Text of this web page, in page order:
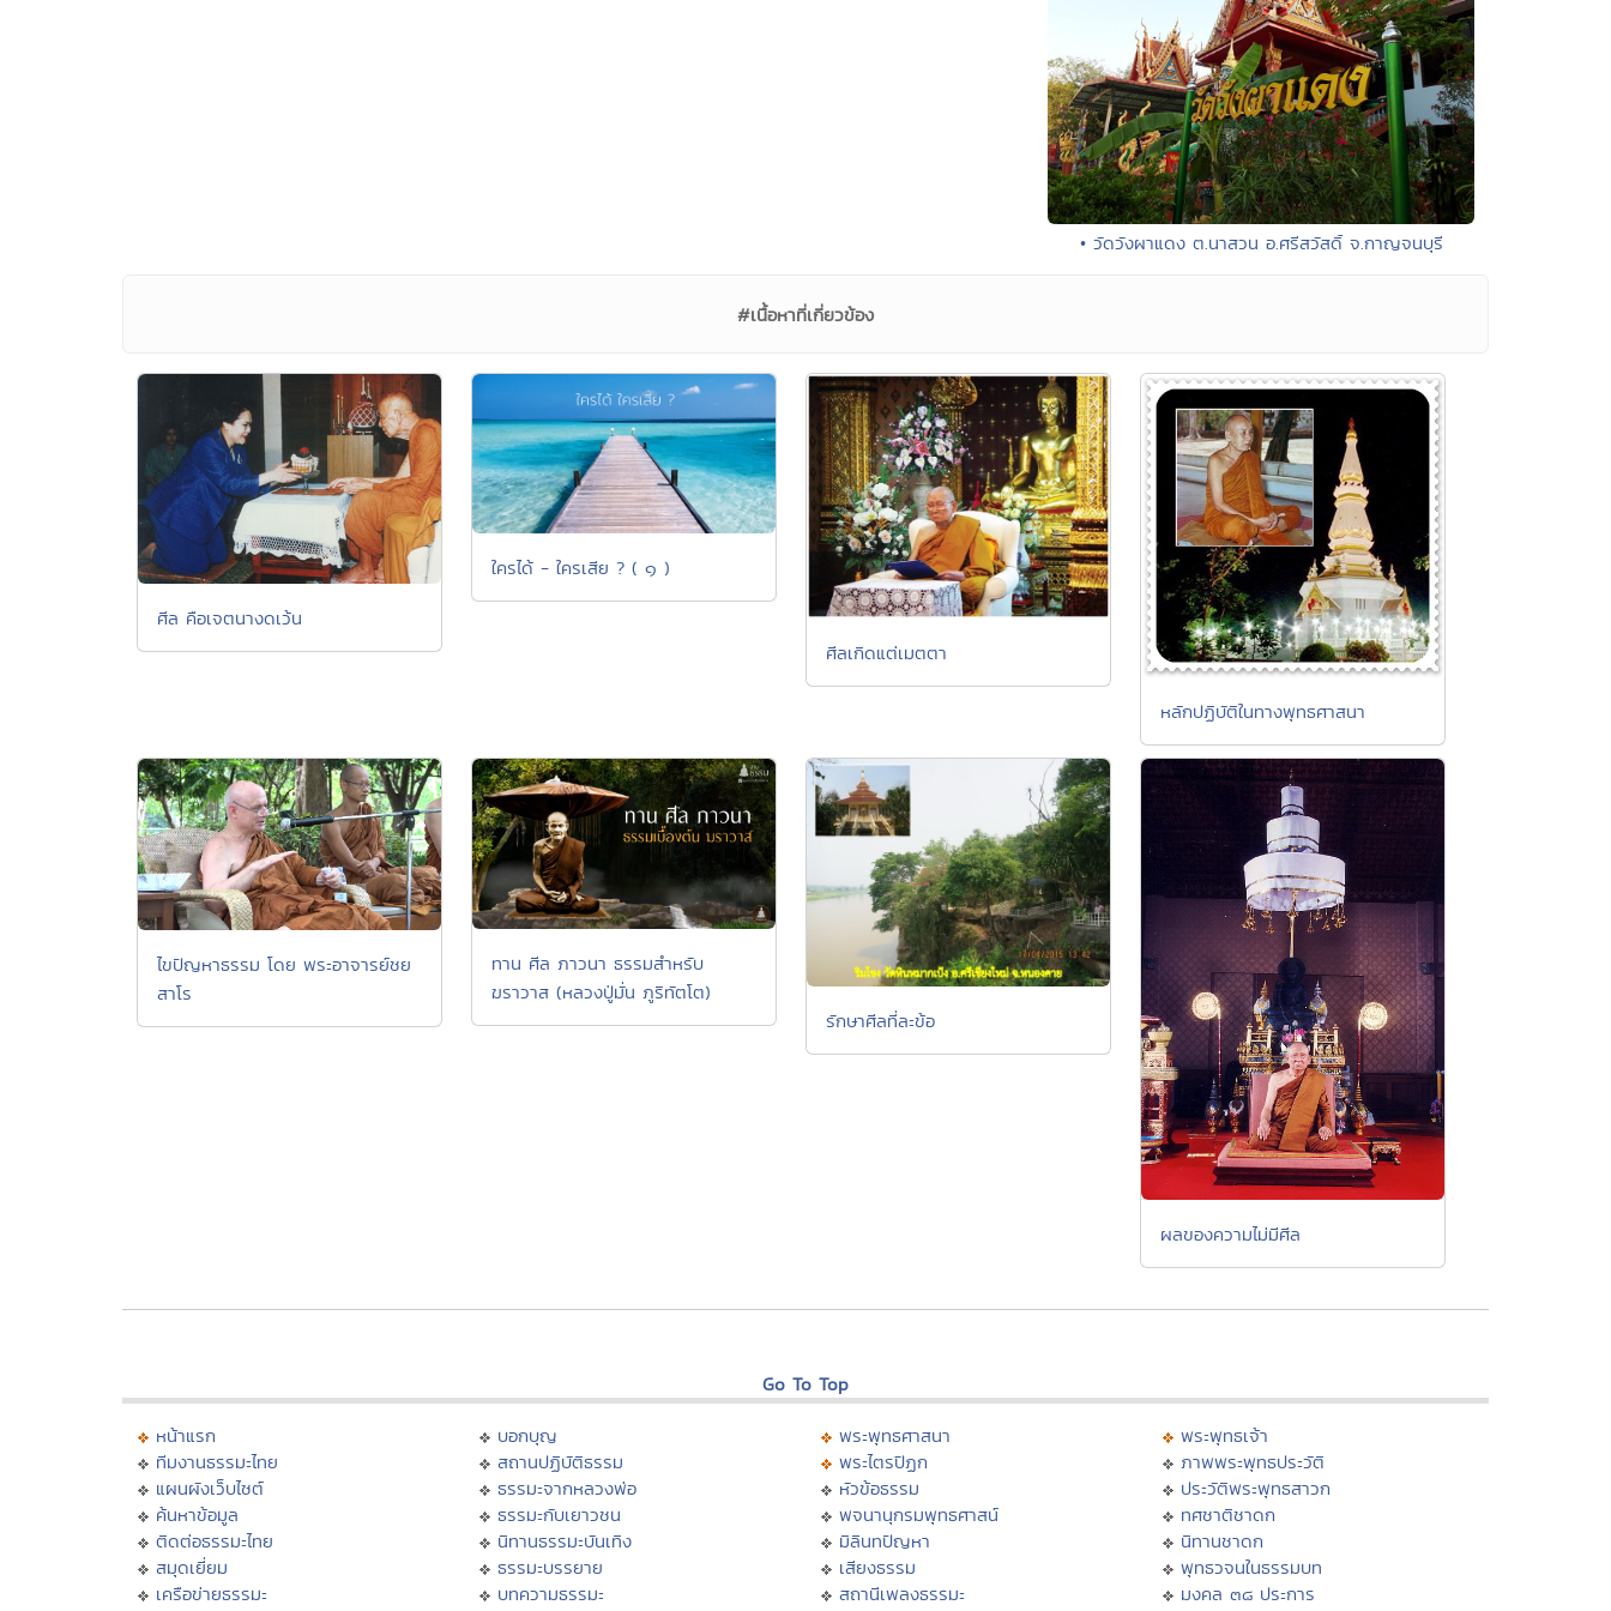
• วัดวังผาแดง ต.นาสวน อ.ศรีสวัสดิ์ จ.กาญจนบุรี
#เนื้อหาที่เกี่ยวข้อง
ศีล คือเจตนางดเว้น
ใครได้ - ใครเสีย ? ( ๑ )
ศีลเกิดแต่เมตตา
หลักปฏิบัติในทางพุทธศาสนา
ไขปัญหาธรรม โดย พระอาจารย์ชย
สาโร
ทาน ศีล ภาวนา ธรรมสำหรับ
ฆราวาส (หลวงปู่มั่น ภูริทัตโต)
รักษาศีลที่ละข้อ
ผลของความไม่มีศีล
Go To Top
หน้าแรก
ทีมงานธรรมะไทย
แผนผังเว็บไซต์
ค้นหาข้อมูล
ติดต่อธรรมะไทย
สมุดเยี่ยม
เครือข่ายธรรมะ
บอกบุญ
สถานปฏิบัติธรรม
ธรรมะจากหลวงพ่อ
ธรรมะกับเยาวชน
นิทานธรรมะบันเทิง
ธรรมะบรรยาย
บทความธรรมะ
พระพุทธศาสนา
พระไตรปิฏก
หัวข้อธรรม
พจนานุกรมพุทธศาสน์
มิลินทปัญหา
เสียงธรรม
สถานีเพลงธรรมะ
พระพุทธเจ้า
ภาพพระพุทธประวัติ
ประวัติพระพุทธสาวก
ทศชาติชาดก
นิทานชาดก
พุทธวจนในธรรมบท
มงคล ๓๘ ประการ